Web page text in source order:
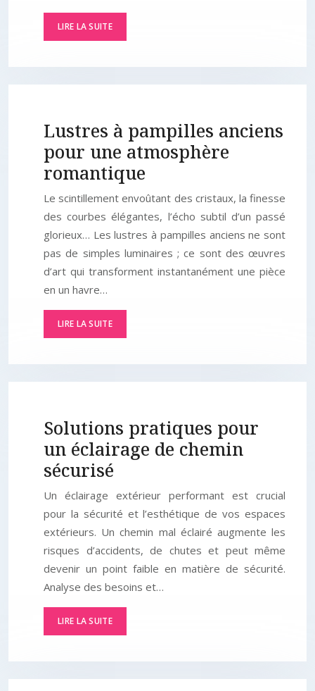
LIRE LA SUITE
Lustres à pampilles anciens
pour une atmosphère
romantique
Le scintillement envoûtant des cristaux, la finesse
des courbes élégantes, l’écho subtil d’un passé
glorieux… Les lustres à pampilles anciens ne sont
pas de simples luminaires ; ce sont des œuvres
d’art qui transforment instantanément une pièce
en un havre…
LIRE LA SUITE
Solutions pratiques pour
un éclairage de chemin
sécurisé
Un éclairage extérieur performant est crucial
pour la sécurité et l’esthétique de vos espaces
extérieurs. Un chemin mal éclairé augmente les
risques d’accidents, de chutes et peut même
devenir un point faible en matière de sécurité.
Analyse des besoins et…
LIRE LA SUITE